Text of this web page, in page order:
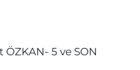
Doktor Nihat ÖZKAN- 5 ve SON